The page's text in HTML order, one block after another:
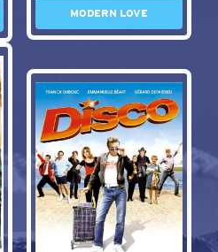
MODERN LOVE